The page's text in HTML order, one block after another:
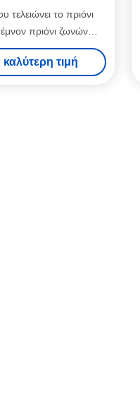
το πριόνι
πριόνι ζωνών
βολφραμίου
καλύτερη τιμή